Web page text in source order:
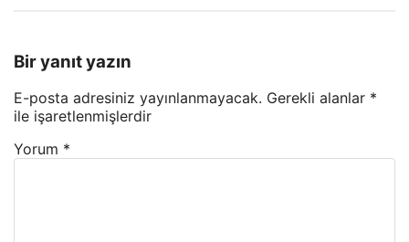
Bir yanıt yazın
E-posta adresiniz yayınlanmayacak. Gerekli alanlar *
ile işaretlenmişlerdir
Yorum *